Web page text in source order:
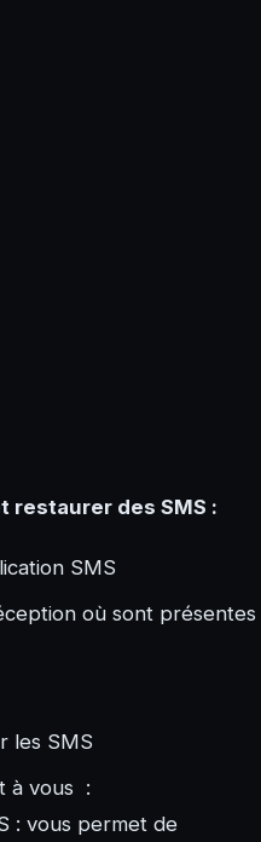
restaurer des SMS :
SMS
où sont présentes
les SMS
à vous :
: vous permet de